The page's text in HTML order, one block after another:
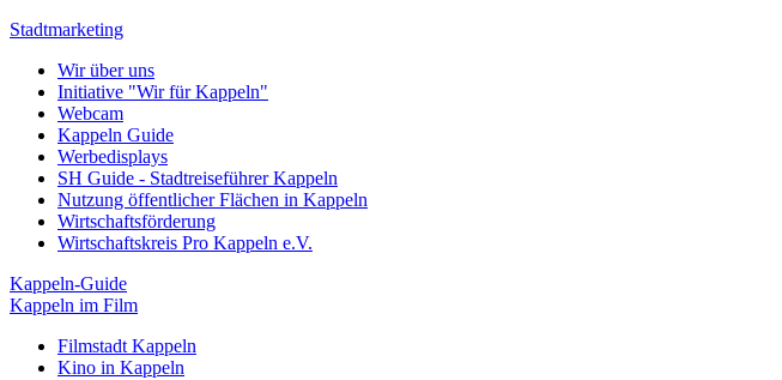
Stadtmarketing
Wir über uns
Initiative "Wir für Kappeln"
Webcam
Kappeln Guide
Werbedisplays
SH Guide - Stadtreiseführer Kappeln
Nutzung öffentlicher Flächen in Kappeln
Wirtschaftsförderung
Wirtschaftskreis Pro Kappeln e.V.
Kappeln-Guide
Kappeln im Film
Filmstadt Kappeln
Kino in Kappeln